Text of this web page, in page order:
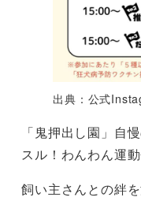
出典：公式
「鬼押出し園」自
スル！わんわん運
飼い主さんとの絆